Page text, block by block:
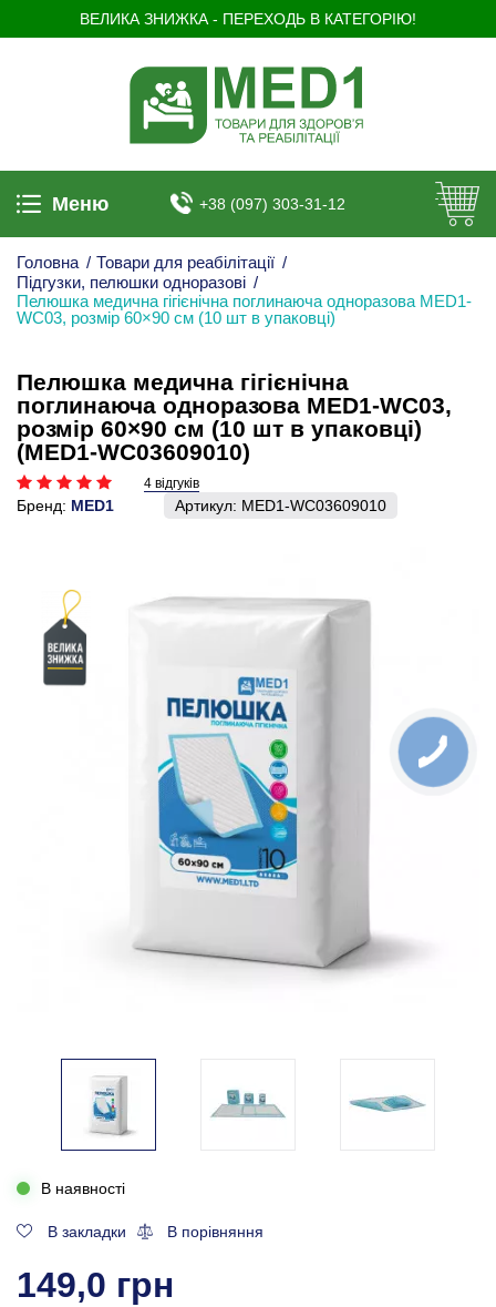
ВЕЛИКА ЗНИЖКА - ПЕРЕХОДЬ В КАТЕГОРІЮ!
Меню +38 (097) 303-31-12
Головна / Товари для реабілітації /
Підгузки, пелюшки одноразові /
Пелюшка медична гігієнічна поглинаюча одноразова MED1-
WC03, розмір 60×90 см (10 шт в упаковці)
Пелюшка медична гігієнічна
поглинаюча одноразова MED1-WC03,
розмір 60×90 см (10 шт в упаковці)
(MED1-WC03609010)
4 відгуків
Бренд: MED1 Артикул: MED1-WC03609010
В наявності
В закладки В порівняння
149,0 грн